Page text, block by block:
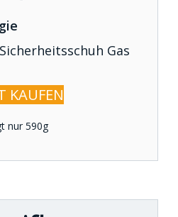
Gas
KAUFEN
nur 590g